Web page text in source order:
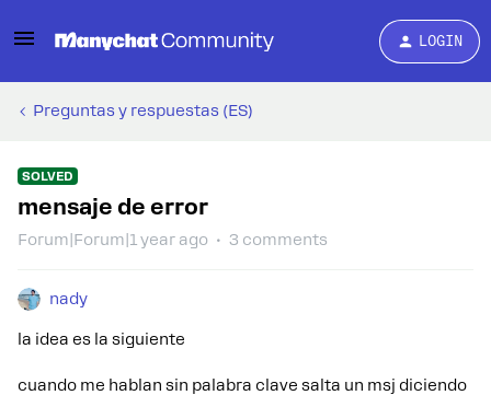
LOGIN
Preguntas y respuestas (ES)
SOLVED
mensaje de error
Forum|Forum|1 year ago 3 comments
nady
la idea es la siguiente
cuando me hablan sin palabra clave salta un msj diciendo